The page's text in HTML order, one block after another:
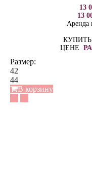
13
13
Аренда
ЦЕНЕ
Размер:
42
44
В корзину